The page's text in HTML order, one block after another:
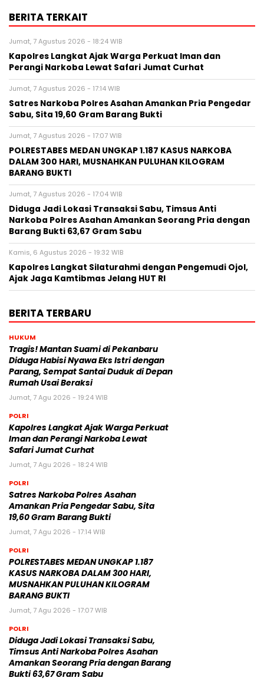
BERITA TERKAIT
Jumat, 7 Agustus 2026 - 18:24 WIB
Kapolres Langkat Ajak Warga Perkuat Iman dan
Perangi Narkoba Lewat Safari Jumat Curhat
Jumat, 7 Agustus 2026 - 17:14 WIB
Satres Narkoba Polres Asahan Amankan Pria Pengedar
Sabu, Sita 19,60 Gram Barang Bukti
Jumat, 7 Agustus 2026 - 17:07 WIB
POLRESTABES MEDAN UNGKAP 1.187 KASUS NARKOBA
DALAM 300 HARI, MUSNAHKAN PULUHAN KILOGRAM
BARANG BUKTI
Jumat, 7 Agustus 2026 - 17:04 WIB
Diduga Jadi Lokasi Transaksi Sabu, Timsus Anti
Narkoba Polres Asahan Amankan Seorang Pria dengan
Barang Bukti 63,67 Gram Sabu
Kamis, 6 Agustus 2026 - 19:32 WIB
Kapolres Langkat Silaturahmi dengan Pengemudi Ojol,
Ajak Jaga Kamtibmas Jelang HUT RI
BERITA TERBARU
HUKUM
Tragis! Mantan Suami di Pekanbaru
Diduga Habisi Nyawa Eks Istri dengan
Parang, Sempat Santai Duduk di Depan
Rumah Usai Beraksi
Jumat, 7 Agu 2026 - 19:24 WIB
POLRI
Kapolres Langkat Ajak Warga Perkuat
Iman dan Perangi Narkoba Lewat
Safari Jumat Curhat
Jumat, 7 Agu 2026 - 18:24 WIB
POLRI
Satres Narkoba Polres Asahan
Amankan Pria Pengedar Sabu, Sita
19,60 Gram Barang Bukti
Jumat, 7 Agu 2026 - 17:14 WIB
POLRI
POLRESTABES MEDAN UNGKAP 1.187
KASUS NARKOBA DALAM 300 HARI,
MUSNAHKAN PULUHAN KILOGRAM
BARANG BUKTI
Jumat, 7 Agu 2026 - 17:07 WIB
POLRI
Diduga Jadi Lokasi Transaksi Sabu,
Timsus Anti Narkoba Polres Asahan
Amankan Seorang Pria dengan Barang
Bukti 63,67 Gram Sabu